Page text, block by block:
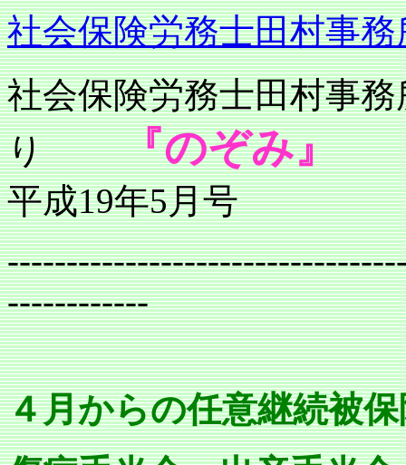
社会保険労務士田村事
社会保険労務士
り『のぞみ』
平成19年5月号
------------
４月からの任意継続被